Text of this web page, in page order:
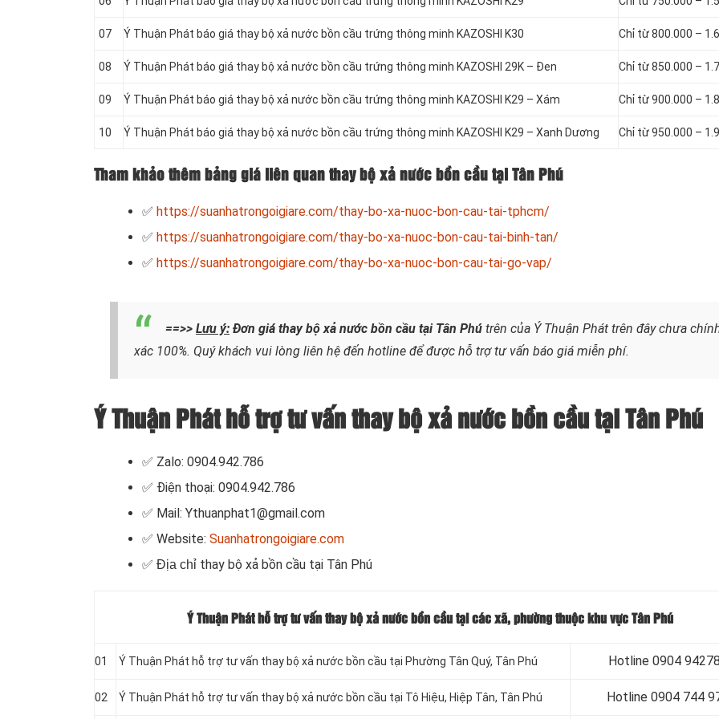
07 Ý Thuận Phát báo giá thay bộ xả nước bồn cầu trứng thông minh KAZOSHI K30 Chỉ từ 800.000 –
08 Ý Thuận Phát báo giá thay bộ xả nước bồn cầu trứng thông minh KAZOSHI 29K – Đen Chỉ từ 850.000 –
09 Ý Thuận Phát báo giá thay bộ xả nước bồn cầu trứng thông minh KAZOSHI K29 – Xám Chỉ từ 900.000 –
10 Ý Thuận Phát báo giá thay bộ xả nước bồn cầu trứng thông minh KAZOSHI K29 – Xanh Dương Chỉ từ 950.000 –
Tham khảo thêm bảng giá liên quan thay bộ xả nước bồn cầu tại Tân Phú
✅ https://suanhatrongoigiare.com/thay-bo-xa-nuoc-bon-cau-tai-tphcm/
✅ https://suanhatrongoigiare.com/thay-bo-xa-nuoc-bon-cau-tai-binh-tan/
✅ https://suanhatrongoigiare.com/thay-bo-xa-nuoc-bon-cau-tai-go-vap/
==>> Lưu ý: Đơn giá thay bộ xả nước bồn cầu tại Tân Phú trên của Ý Thuận Phát trên đây chưa
xác 100%. Quý khách vui lòng liên hệ đến hotline để được hỗ trợ tư vấn báo giá miễn phí.
Ý Thuận Phát hỗ trợ tư vấn thay bộ xả nước bồn cầu tại Tân Phú
✅ Zalo: 0904.942.786
✅ Điện thoại: 0904.942.786
✅ Mail: Ythuanphat1@gmail.com
✅ Website: Suanhatrongoigiare.com
✅ Địa chỉ thay bộ xả bồn cầu tại Tân Phú
Ý Thuận Phát hỗ trợ tư vấn thay bộ xả nước bồn cầu tại các xã, phường thuộc khu vực Tân Phú
01 Ý Thuận Phát hỗ trợ tư vấn thay bộ xả nước bồn cầu tại Phường Tân Quý, Tân Phú Hotline 0904
02 Ý Thuận Phát hỗ trợ tư vấn thay bộ xả nước bồn cầu tại Tô Hiệu, Hiệp Tân, Tân Phú Hotline 0904 744